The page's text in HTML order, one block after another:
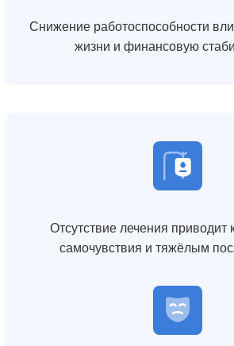
Снижение работоспособности
жизни и финансовую
Отсутствие лечения приводит
самочувствия и тяжёлым